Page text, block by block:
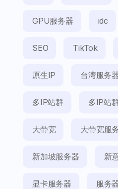
GPU服务器 idc
SEO TikTok
原生IP 台湾服务
多IP站群 多IP站
大带宽 大带宽服
新加坡服务器 新
显卡服务器 服务